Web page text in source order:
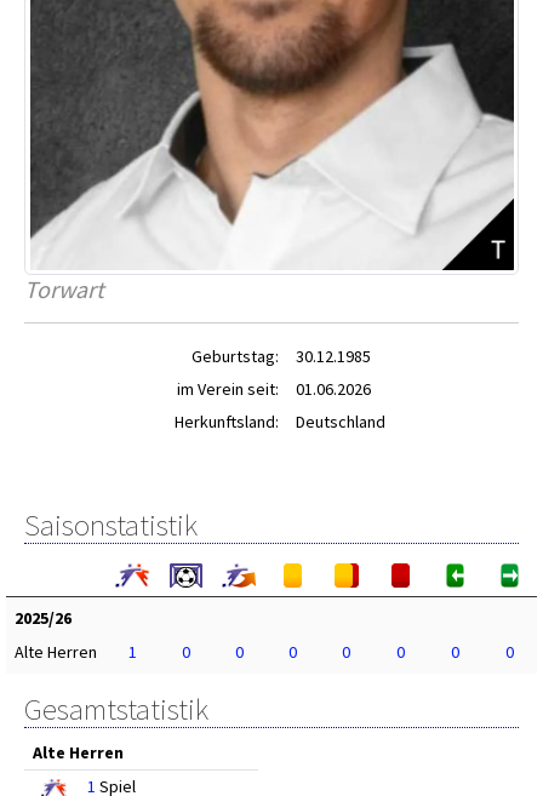
Torwart
Geburtstag:
30.12.1985
im Verein seit:
01.06.2026
Herkunftsland:
Deutschland
Saisonstatistik
2025/26
Alte Herren
1 0 0 0 0 0 0 0
Gesamtstatistik
Alte Herren
1 Spiel